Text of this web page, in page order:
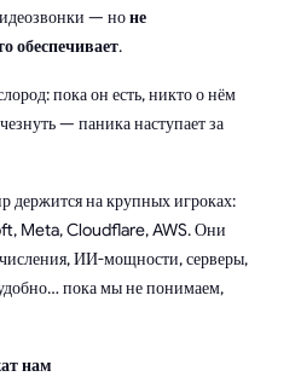
— ноне
обеспечивает.
пока он есть, никто о нём
— паника наступает за
держится на крупных игроках:
Meta, Cloudflare, AWS. Они
ИИ-мощности, серверы,
пока мы не понимаем,
нам